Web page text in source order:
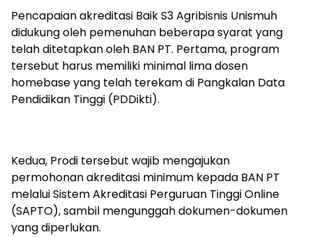
Pencapaian akreditasi Baik S3 Agribisnis Unismuh
didukung oleh pemenuhan beberapa syarat yang
telah ditetapkan oleh BAN PT. Pertama, program
tersebut harus memiliki minimal lima dosen
homebase yang telah terekam di Pangkalan Data
Pendidikan Tinggi (PDDikti).
Kedua, Prodi tersebut wajib mengajukan
permohonan akreditasi minimum kepada BAN PT
melalui Sistem Akreditasi Perguruan Tinggi Online
(SAPTO), sambil mengunggah dokumen-dokumen
yang diperlukan.